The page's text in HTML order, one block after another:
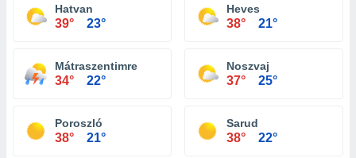
Hatvan
39° 23°
Heves
38° 21°
Mátraszentimre
34° 22°
Noszvaj
37° 25°
Poroszló
38° 21°
Sarud
38° 22°